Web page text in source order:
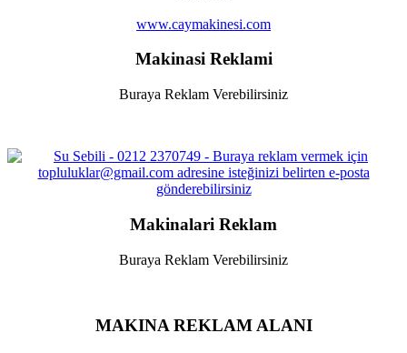
www.caymakinesi.com
Makinasi Reklami
Buraya Reklam Verebilirsiniz
Makinalari Reklam
Buraya Reklam Verebilirsiniz
MAKINA REKLAM ALANI